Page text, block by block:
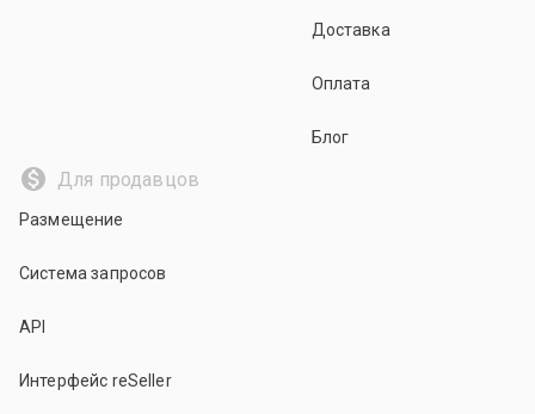
Доставка
Оплата
Блог
Для продавцов
Размещение
Система запросов
API
Интерфейс reSeller